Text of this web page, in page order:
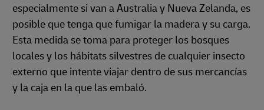
especialmente si van a Australia y Nueva Zelanda, es
posible que tenga que fumigar la madera y su carga.
Esta medida se toma para proteger los bosques
locales y los hábitats silvestres de cualquier insecto
externo que intente viajar dentro de sus mercancías
y la caja en la que las embaló.